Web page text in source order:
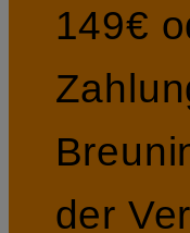
149€
der